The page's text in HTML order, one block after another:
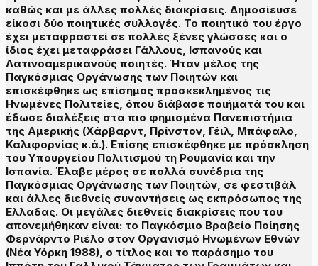
καθώς και με άλλες πολλές διακρίσεις. Δημοσίευσε
είκοσι δύο ποιητικές συλλογές. Το ποιητικό του έργο
έχει μεταφραστεί σε πολλές ξένες γλώσσες και ο
ίδιος έχει μεταφράσει Γάλλους, Ισπανούς και
Λατινοαμερικανούς ποιητές. Ήταν μέλος της
Παγκόσμιας Οργάνωσης των Ποιητών και
επισκέφθηκε ως επίσημος προσκεκλημένος τις
Ηνωμένες Πολιτείες, όπου διάβασε ποιήματά του και
έδωσε διαλέξεις στα πιο φημισμένα Πανεπιστήμια
της Αμερικής (Χάρβαρντ, Πρίνστον, Γέιλ, Μπάφαλο,
Καλιφορνίας κ.ά.). Επίσης επισκέφθηκε με πρόσκληση
του Υπουργείου Πολιτισμού τη Ρουμανία και την
Ισπανία. Έλαβε μέρος σε πολλά συνέδρια της
Παγκόσμιας Οργάνωσης των Ποιητών, σε φεστιβάλ
και άλλες διεθνείς συναντήσεις ως εκπρόσωπος της
Ελλαδας. Οι μεγάλες διεθνείς διακρίσεις που του
απονεμήθηκαν είναι: το Παγκόσμιο Βραβείο Ποίησης
Φερνάρντο Ριέλο στον Οργανισμό Ηνωμένων Εθνών
(Νέα Υόρκη 1988), ο τίτλος και το παράσημο του